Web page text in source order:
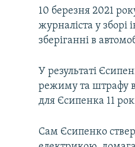
10 березня 2021
журналіста у зборі
зберіганні в
У результаті
режиму та штрафу в
для Єсипенка 11
Сам Єсипенко